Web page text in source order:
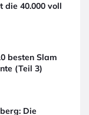
die 40.000 voll
besten Slam
(Teil 3)
Die